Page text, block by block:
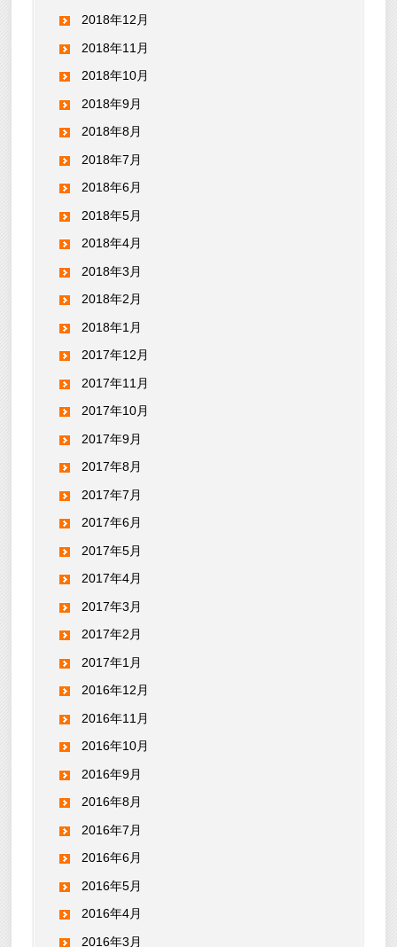
2018年12月
2018年11月
2018年10月
2018年9月
2018年8月
2018年7月
2018年6月
2018年5月
2018年4月
2018年3月
2018年2月
2018年1月
2017年12月
2017年11月
2017年10月
2017年9月
2017年8月
2017年7月
2017年6月
2017年5月
2017年4月
2017年3月
2017年2月
2017年1月
2016年12月
2016年11月
2016年10月
2016年9月
2016年8月
2016年7月
2016年6月
2016年5月
2016年4月
2016年3月